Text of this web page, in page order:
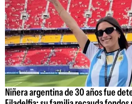
Niñera argentina de 30 años fue